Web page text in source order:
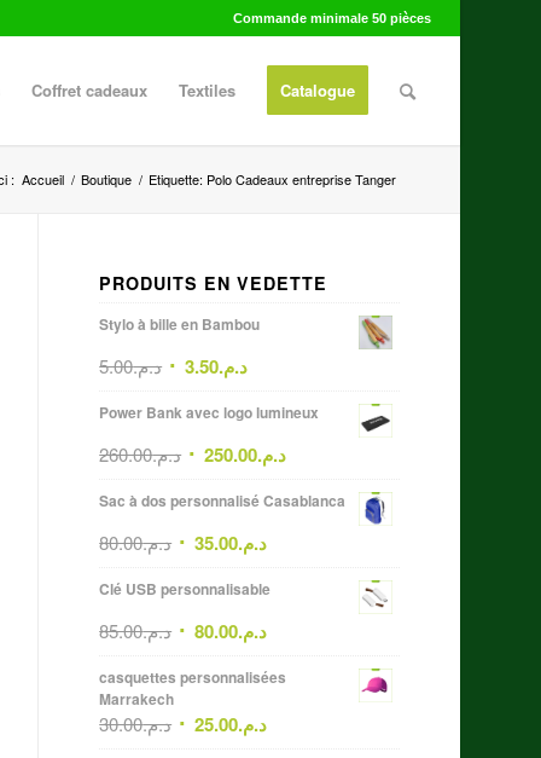
Commande minimale 50 pièces
Coffret cadeaux Textiles Catalogue
: Accueil / Boutique / Etiquette: Polo Cadeaux entreprise Tanger
PRODUITS EN VEDETTE
Stylo à bille en Bambou
د.م.5.00 د.م.3.50
Power Bank avec logo lumineux
د.م.260.00 د.م.250.00
Sac à dos personnalisé Casablanca
د.م.80.00 د.م.35.00
Clé USB personnalisable
د.م.85.00 د.م.80.00
casquettes personnalisées
Marrakech
د.م.30.00 د.م.25.00